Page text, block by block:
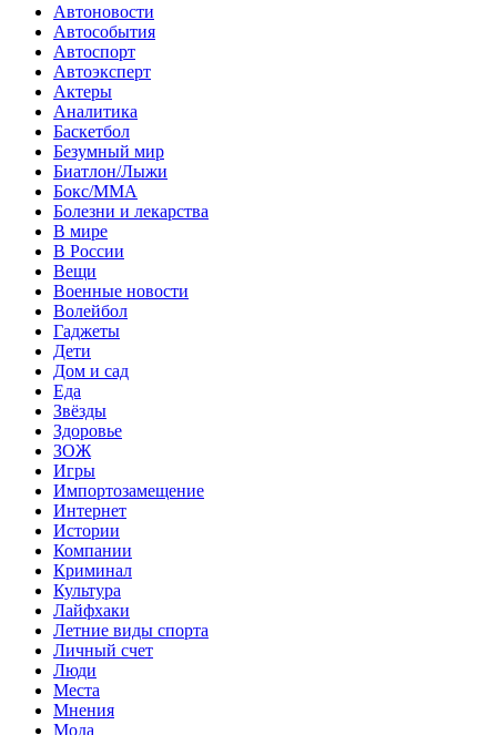
Автоновости
Автособытия
Автоспорт
Автоэксперт
Актеры
Аналитика
Баскетбол
Безумный мир
Биатлон/Лыжи
Бокс/MMA
Болезни и лекарства
В мире
В России
Вещи
Военные новости
Волейбол
Гаджеты
Дети
Дом и сад
Еда
Звёзды
Здоровье
ЗОЖ
Игры
Импортозамещение
Интернет
Истории
Компании
Криминал
Культура
Лайфхаки
Летние виды спорта
Личный счет
Люди
Места
Мнения
Мода